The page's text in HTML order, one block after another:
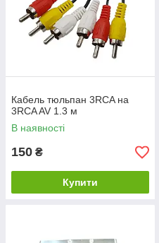
Кабель тюльпан 3RCA на
3RCA AV 1.3 м
В наявності
150 ₴
Купити